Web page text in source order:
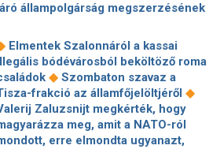
állampolgárság megszerzésének
Donald Trump
◆ „Kevésen múlt a
– szintet léphetett az
orosz hibrid hadviselés ◆
Vagyonkezelés közérdekből: mi
a kekvák után? ◆ Térképen, ahogy
hajnalban elérte Magyarország
határát a hidegfront ◆ A forintot is
megütheti az aszály ◆ Szombaton
Elmentek Szalonnáról a kassai
bódévárosból beköltöző roma
◆ Szombaton szavaz a
frakció az államfőjelöltjéről ◆
Zaluzsnijt megkérték, hogy
meg, amit a NATO-ról
erre elmondta ugyanazt,